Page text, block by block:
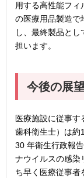
用する高性能フィ
の医療用品製造で
し、最終製品と
担います。
今後の展望
医療施設に従事
歯科衛生士）は約
30 年衛生行政報
ナウイルスの感染
ち早く医療従事者